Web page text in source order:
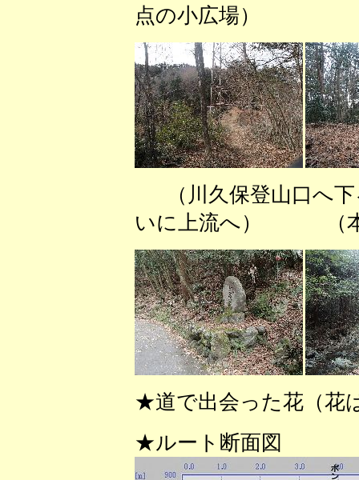
点の小広場）
（川久保登山口
いに上流へ） （本
★道で出会った花（花
★ルート断面図